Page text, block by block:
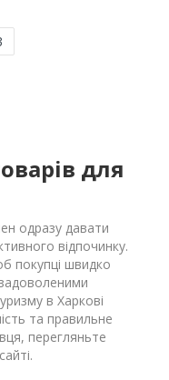
для
одразу давати
відпочинку.
покупці швидко
в Харкові
та правильне
перегляньте